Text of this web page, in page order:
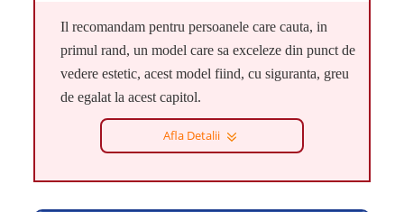
Il recomandam pentru persoanele care cauta, in
primul rand, un model care sa exceleze din punct de
vedere estetic, acest model fiind, cu siguranta, greu
de egalat la acest capitol.
Afla Detalii